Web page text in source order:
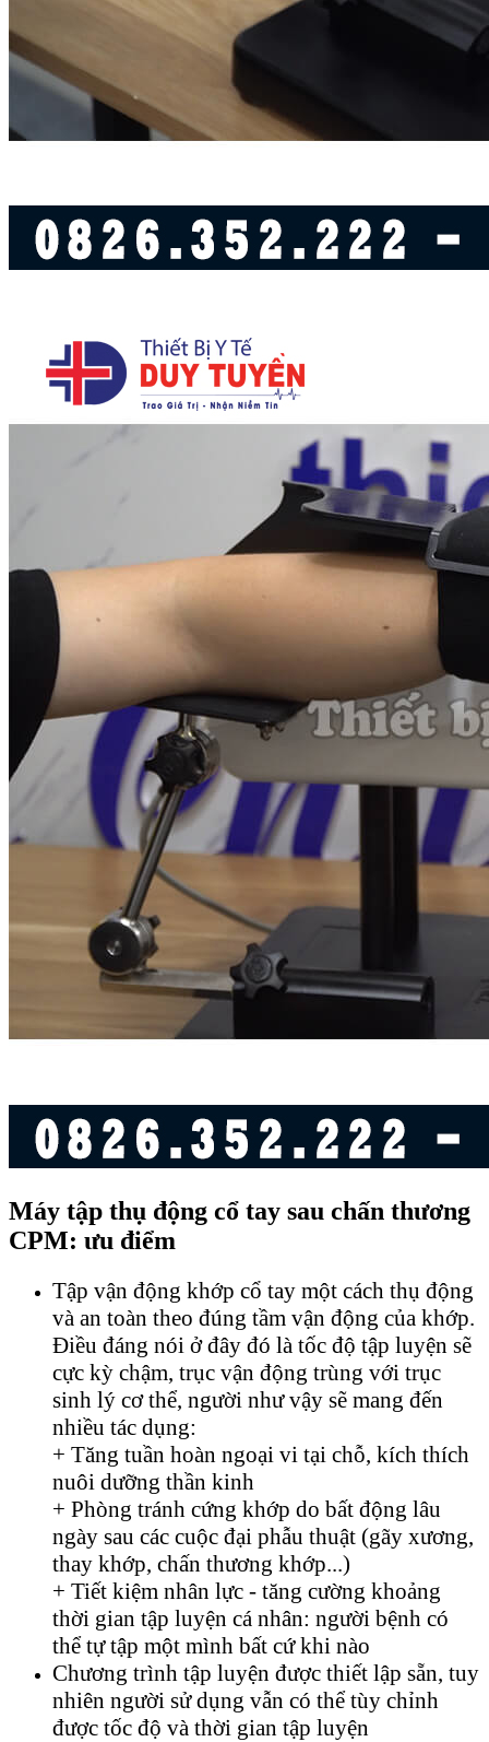
Máy tập thụ động cổ tay sau chấn thương
CPM: ưu điểm
Tập vận động khớp cổ tay một cách thụ động
và an toàn theo đúng tầm vận động của khớp.
Điều đáng nói ở đây đó là tốc độ tập luyện sẽ
cực kỳ chậm, trục vận động trùng với trục
sinh lý cơ thể, người như vậy sẽ mang đến
nhiều tác dụng:
+ Tăng tuần hoàn ngoại vi tại chỗ, kích thích
nuôi dưỡng thần kinh
+ Phòng tránh cứng khớp do bất động lâu
ngày sau các cuộc đại phẫu thuật (gãy xương,
thay khớp, chấn thương khớp...)
+ Tiết kiệm nhân lực - tăng cường khoảng
thời gian tập luyện cá nhân: người bệnh có
thể tự tập một mình bất cứ khi nào
Chương trình tập luyện được thiết lập sẵn, tuy
nhiên người sử dụng vẫn có thể tùy chỉnh
được tốc độ và thời gian tập luyện